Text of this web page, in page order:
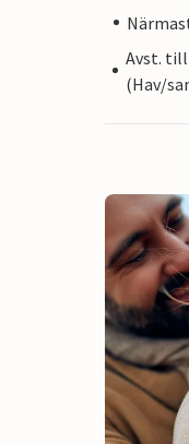
Avst.
(Hav/